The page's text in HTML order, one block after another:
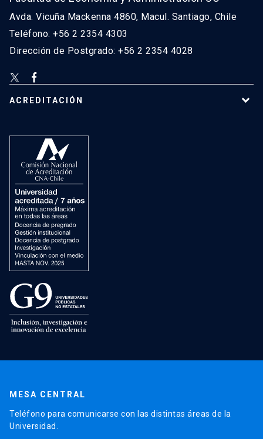
Avda. Vicuña Mackenna 4860, Macul. Santiago, Chile
Teléfono: +56 2 2354 4303
Dirección de Postgrado: +56 2 2354 4028
ACREDITACIÓN
MESA CENTRAL
Teléfono para comunicarse con las distintas áreas de la
Universidad.